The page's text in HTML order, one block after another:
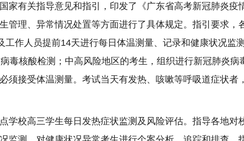
有关指导意见和指引，印发了《广东省高考新冠肺炎疫
管理、异常情况处置等方面进行了具体规定。指引要求，
作人员提前14天进行每日体温测量、记录和健康状况监
毒核酸检测；中高风险地区的考生，组织进行新冠肺炎病
须接受体温测量。考试当天有发热、咳嗽等呼吸道症状者
校高三学生每日发热症状监测及风险评估。指导各地对